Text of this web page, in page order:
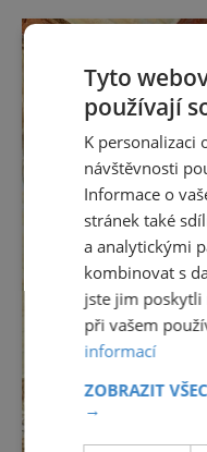
Tyto
používají
K personalizaci
návštěvnosti
Informace o
stránek také
a analytickými
kombinovat s
jste jim
při vašem
informací
ZOBRAZIT
→